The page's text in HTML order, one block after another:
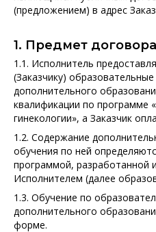
(предложением) в адрес
1. Предмет договора
1.1. Исполнитель
(Заказчику)
дополнительного
квалификации по программе
гинекологии», а Заказчик
1.2. Содержание
обучения по ней
программой, разработанной
Исполнителем (далее
1.3. Обучение по
дополнительного
форме.